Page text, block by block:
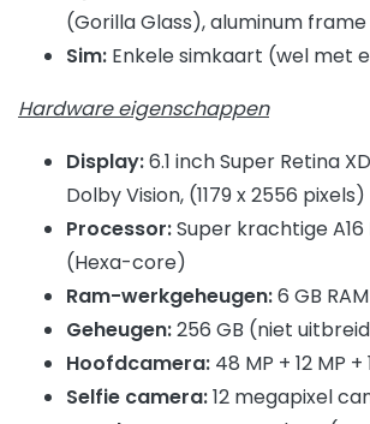
(Gorilla Glass), aluminum frame
Sim: Enkele simkaart (wel met
Hardware eigenschappen
Display:6.1 inch Super Retina
Dolby Vision, (1179 x 2556 pixels)
Processor:Super krachtige
(Hexa-core)
Ram-werkgeheugen:6 GB RAM
Geheugen:256 GB (niet
Hoofdcamera: 48 MP + 12 MP +
Selfie camera:12 megapixel